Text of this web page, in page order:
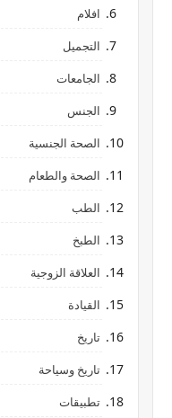
افلام
التجميل
الجامعات
الجنس
الصحة الجنسية
الصحة والطعام
الطب
الطبخ
العلاقة الزوجية
القيادة
تاريخ
تاريخ وسياحة
تطبيقات